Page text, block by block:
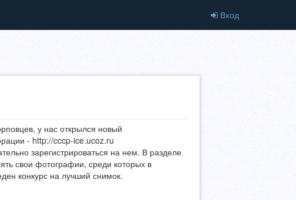
Вход
у нас открылся новый
- http://cccp-ice.ucoz.ru
зарегистрироваться на нем. В разделе
свои фотографии, среди которых в
конкурс на лучший снимок.